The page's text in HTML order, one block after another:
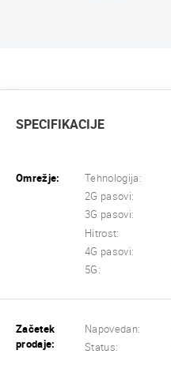
SPECIFIKACIJE
Omrežje: Tehnologija:
2G pasovi:
3G pasovi:
Hitrost:
4G pasovi:
5G:
Začetek
prodaje:
Napovedan:
Status: